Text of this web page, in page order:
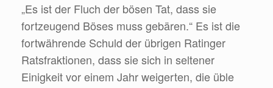
„Es ist der Fluch der bösen Tat, dass sie
fortzeugend Böses muss gebären.“ Es ist die
fortwährende Schuld der übrigen Ratinger
Ratsfraktionen, dass sie sich in seltener
Einigkeit vor einem Jahr weigerten, die üble